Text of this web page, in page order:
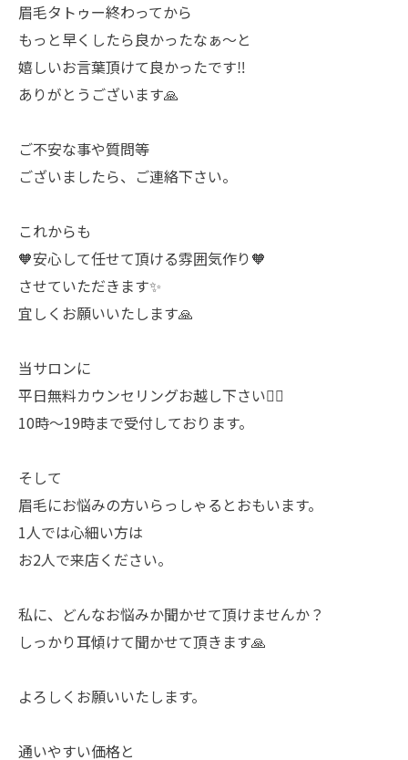
眉毛タトゥー終わってから
もっと早くしたら良かったなぁ～と
嬉しいお言葉頂けて良かったです‼️
ありがとうございます🙏
ご不安な事や質問等
ございましたら、ご連絡下さい。
これからも
🧡安心して任せて頂ける雰囲気作り🧡
させていただきます✨️
宜しくお願いいたします🙏
当サロンに
平日無料カウンセリングお越し下さい🙇‍♀️
10時〜19時まで受付しております。
そして
眉毛にお悩みの方いらっしゃるとおもいます。
1人では心細い方は
お2人で来店ください。
私に、どんなお悩みか聞かせて頂けませんか？
しっかり耳傾けて聞かせて頂きます🙏
よろしくお願いいたします。
通いやすい価格と